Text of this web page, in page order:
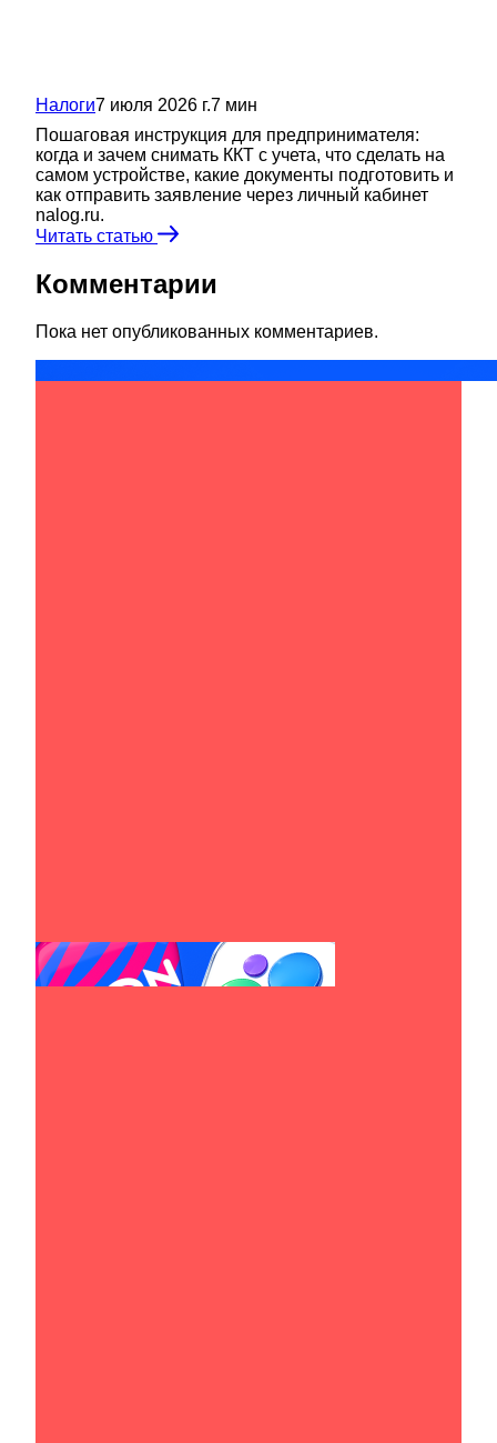
Налоги7 июля 2026 г.7 мин
Пошаговая инструкция для предпринимателя:
когда и зачем снимать ККТ с учета, что сделать на
самом устройстве, какие документы подготовить и
как отправить заявление через личный кабинет
nalog.ru.
Читать статью
Комментарии
Пока нет опубликованных комментариев.